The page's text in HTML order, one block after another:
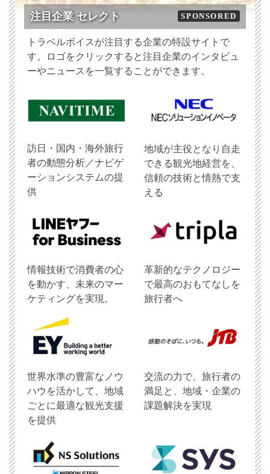
注目企業 セレクト SPONSORED
トラベルボイスが注目する企業の特設サイトで
す。ロゴをクリックすると注目企業のインタビュ
ーやニュースを一覧することができます。
訪日・国内・海外旅行
者の動態分析／ナビゲ
ーションシステムの提
供
地域が主役となり自走
できる観光地経営を、
信頼の技術と情熱で支
える
情報技術で消費者の心
を動かす、未来のマー
ケティングを実現。
革新的なテクノロジー
で最高のおもてなしを
旅行者へ
世界水準の豊富なノウ
ハウを活かして、地域
ごとに最適な観光支援
を提供
交流の力で、旅行者の
満足と、地域・企業の
課題解決を実現